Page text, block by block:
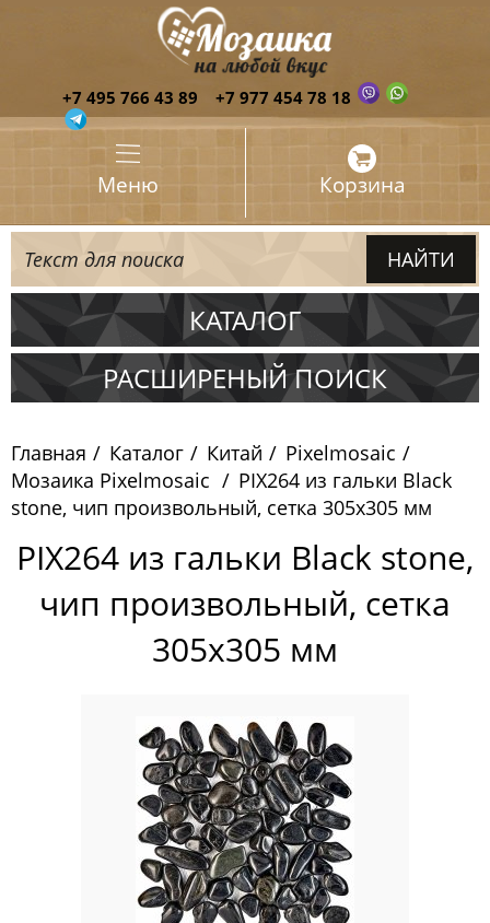
+7 495 766 43 89 +7 977 454 78 18
Меню Корзина
КАТАЛОГ
Испания
Китай
Pixelmosaic
Мозаика Pixelmosaic
Зеркала NS Bath
Керамогранит NSceramic
Керамогранит Staro
Мозаика ArtMoment
Мозаика Bars Crystal Mosaic
Мозаика Bonaparte
Мозаика Caramelle Mosaic
РАСШИРЕНЫЙ ПОИСК
Главная Каталог Китай
Pixelmosaic
Мозаика Pixelmosaic
PIX264 из гальки Blaсk
stone, чип произвольный, сетка 305х305 мм
PIX264 из гальки Blaсk stone,
чип произвольный, сетка
305х305 мм